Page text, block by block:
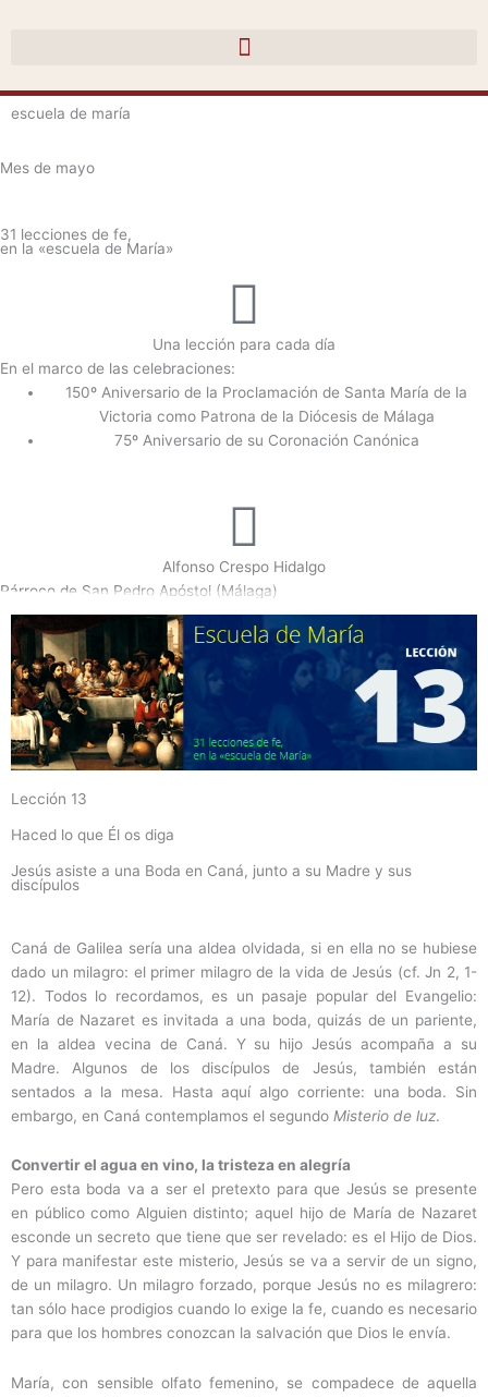
escuela de maría
Mes de mayo
31 lecciones de fe,
en la «escuela de María»
Una lección para cada día
En el marco de las celebraciones:
150º Aniversario de la Proclamación de Santa María de la
Victoria como Patrona de la Diócesis de Málaga
75º Aniversario de su Coronación Canónica
Alfonso Crespo Hidalgo
Párroco de San Pedro Apóstol (Málaga)
Lección 13
Haced lo que Él os diga
Jesús asiste a una Boda en Caná, junto a su Madre y sus
discípulos
Caná de Galilea sería una aldea olvidada, si en ella no se hubiese
dado un milagro: el primer milagro de la vida de Jesús (cf. Jn 2, 1-
12). Todos lo recordamos, es un pasaje popular del Evangelio:
María de Nazaret es invitada a una boda, quizás de un pariente,
en la aldea vecina de Caná. Y su hijo Jesús acompaña a su
Madre. Algunos de los discípulos de Jesús, también están
sentados a la mesa. Hasta aquí algo corriente: una boda. Sin
embargo, en Caná contemplamos el segundo Misterio de luz.
Convertir el agua en vino, la tristeza en alegría
Pero esta boda va a ser el pretexto para que Jesús se presente
en público como Alguien distinto; aquel hijo de María de Nazaret
esconde un secreto que tiene que ser revelado: es el Hijo de Dios.
Y para manifestar este misterio, Jesús se va a servir de un signo,
de un milagro. Un milagro forzado, porque Jesús no es milagrero:
tan sólo hace prodigios cuando lo exige la fe, cuando es necesario
para que los hombres conozcan la salvación que Dios le envía.
María, con sensible olfato femenino, se compadece de aquella